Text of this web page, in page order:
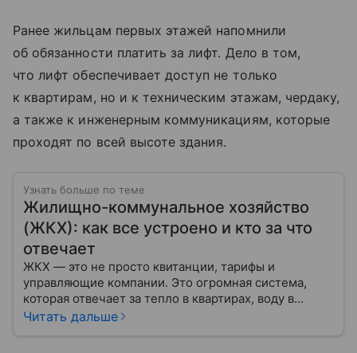
Ранее жильцам первых этажей напомнили
об обязанности платить за лифт. Дело в том,
что лифт обеспечивает доступ не только
к квартирам, но и к техническим этажам, чердаку,
а также к инженерным коммуникациям, которые
проходят по всей высоте здания.
Узнать больше по теме
Жилищно-коммунальное хозяйство
(ЖКХ): как все устроено и кто за что
отвечает
ЖКХ — это не просто квитанции, тарифы и
управляющие компании. Это огромная система,
которая отвечает за тепло в квартирах, воду в
кране, освещение улиц и чистоту во дворах.
Читать дальше